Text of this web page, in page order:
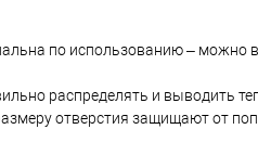
по использованию – можно
распределять и выводить
отверстия защищают от